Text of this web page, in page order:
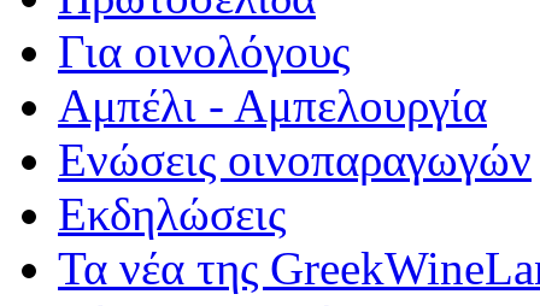
Για οινολόγους
Αμπέλι - Αμπελουργία
Ενώσεις οινοπαραγωγών
Εκδηλώσεις
Τα νέα της